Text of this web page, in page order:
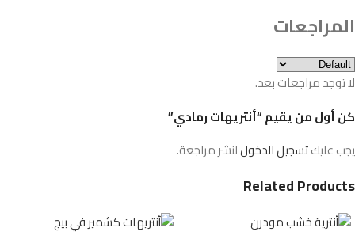
المراجعات
لا توجد مراجعات بعد.
كن أول من يقيم “أنتريهات رمادي”
يجب عليكتسجيل الدخوللنشر مراجعة.
Related Products